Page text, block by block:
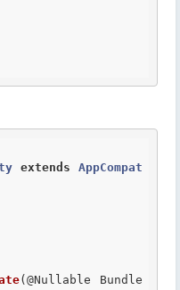
extends
AppCompat
(@Nullable Bundle